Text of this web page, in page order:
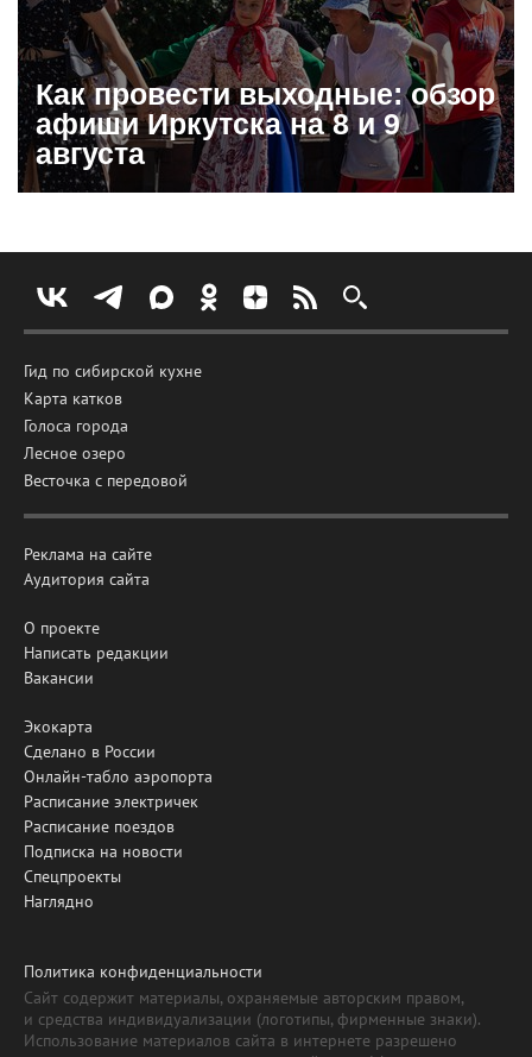
Как провести выходные: обзор
афиши Иркутска на 8 и 9
августа
Гид по сибирской кухне
Карта катков
Голоса города
Лесное озеро
Весточка с передовой
Реклама на сайте
Аудитория сайта
О проекте
Написать редакции
Вакансии
Экокарта
Сделано в России
Онлайн-табло аэропорта
Расписание электричек
Расписание поездов
Подписка на новости
Спецпроекты
Наглядно
Политика конфиденциальности
Сайт содержит материалы, охраняемые авторским правом,
и средства индивидуализации (логотипы, фирменные знаки).
Использование материалов сайта в интернете разрешено